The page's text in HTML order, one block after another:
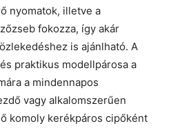
nyomatok, illetve a
fokozza, így akár
is ajánlható. A
praktikus modellpárosa a
a mindennapos
vagy alkalomszerűen
komoly kerékpáros cipőként